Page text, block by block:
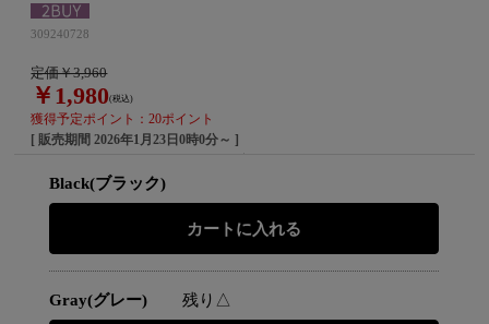
309240728
定価￥3,960
￥1,980(税込)
獲得予定ポイント：20ポイント
[ 販売期間2026年1月23日0時0分～ ]
Black(ブラック)
Gray(グレー) 残り△